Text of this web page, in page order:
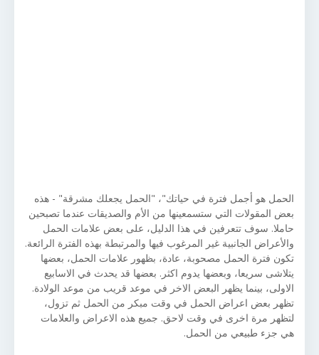
الحمل هو أجمل فترة في حياتك"، "الحمل يجعلك مشرقة" - هذه
بعض المقولات التي ستسمعينها من الأم والصديقات عندما تصبحين
حاملا. سوف تتعرفين في هذا الدليل، على بعض علامات الحمل
والأعراض الجانبية غير المرغوب فيها والمرتبطة بهذه الفترة الرائعة.
تكون فترة الحمل مصحوبة، عادة، بظهور علامات الحمل، بعضها
يتلاشى سريعا، وبعضها يدوم اكثر. بعضها قد يحدث في الاسابيع
الاولى، بينما يظهر البعض الاخر في موعد قريب من موعد الولادة.
تظهر بعض اعراض الحمل في وقت مبكر من الحمل ثم تزول،
لتظهر مرة اخرى في وقت لاحق. جميع هذه الاعراض والعلامات
هي جزء طبيعي من الحمل.